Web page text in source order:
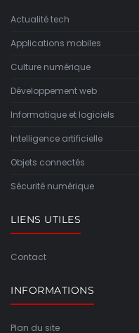
Actualité tech
Applications mobiles
Culture numérique
Développement web
Informatique et logiciels
Intelligence artificielle
Objets connectés
Sécurité numérique
LIENS UTILES
Contact
INFORMATIONS
Plan du site